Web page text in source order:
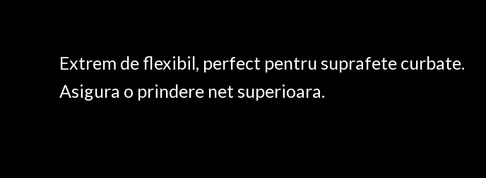
Extrem de flexibil, perfect pentru suprafete curbate.
Asigura o prindere net superioara.